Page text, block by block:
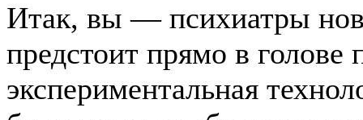
Итак, вы — психиатры
предстоит прямо в голове
экспериментальная